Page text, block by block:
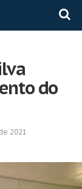
do
2021